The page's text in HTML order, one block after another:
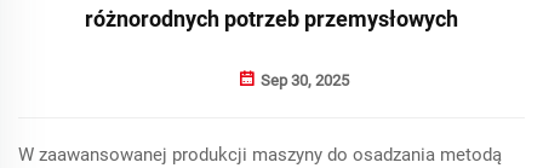
różnorodnych potrzeb przemysłowych
Sep 30, 2025
W zaawansowanej produkcji maszyny do osadzania metodą